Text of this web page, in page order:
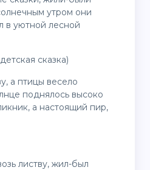
утром они
в уютной лесной
сказка)
а птицы весело
поднялось высоко
а настоящий пир,
листву, жил-был